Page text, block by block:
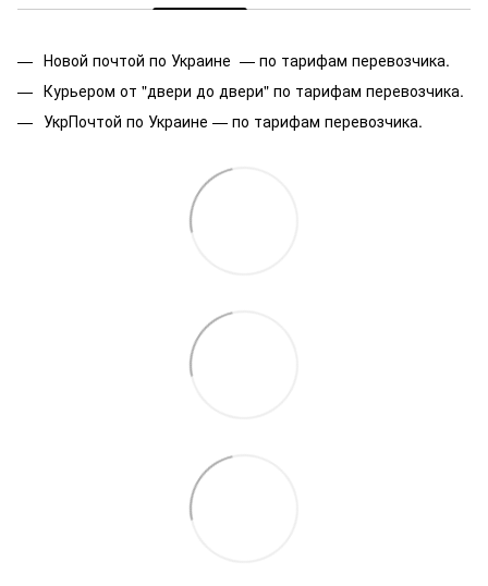
Новой почтой по Украине — по тарифам перевозчика.
Курьером от "двери до двери" по тарифам перевозчика.
УкрПочтой по Украине — по тарифам перевозчика.